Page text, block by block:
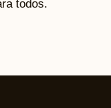
todos.